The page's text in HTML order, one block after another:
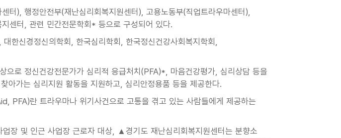
터), 행정안전부(재난심리회복지원센터), 고용노동부(직업트라우마센터),
센터, 관련 민간전문학회* 등으로 구성되어 있다.
한신경정신의학회, 한국심리학회, 한국정신건강사회복지학회,
으로 정신건강전문가가 심리적 응급처치(PFA)*, 마음건강평가, 심리상담 등을
아가는 심리지원 활동을 지원하고, 심리안정용품 등을 제공한다.
란 트라우마나 위기사건으로 고통을 겪고 있는 사람들에게 제공하는
장 및 인근 사업장 근로자 대상, ▲경기도 재난심리회복지원센터는 분향소